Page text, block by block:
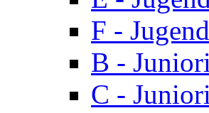
F - Jugend
B -
C -